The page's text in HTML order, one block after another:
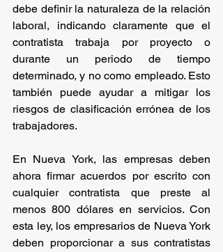
debe definir la naturaleza de la relación
laboral, indicando claramente que el
contratista trabaja por proyecto o
durante un periodo de tiempo
determinado, y no como empleado. Esto
también puede ayudar a mitigar los
riesgos de clasificación errónea de los
trabajadores.
En Nueva York, las empresas deben
ahora firmar acuerdos por escrito con
cualquier contratista que preste al
menos 800 dólares en servicios. Con
esta ley, los empresarios de Nueva York
deben proporcionar a sus contratistas